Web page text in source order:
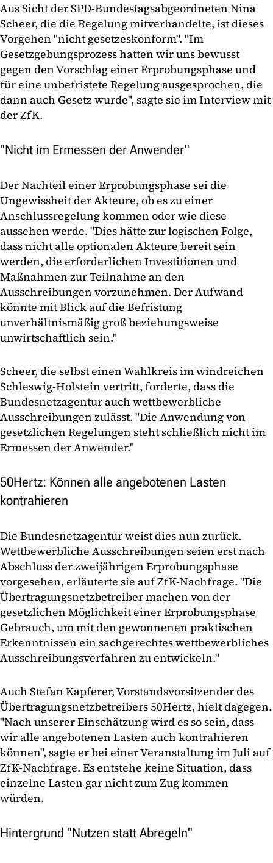
Aus Sicht der SPD-Bundestagsabgeordneten Nina
Scheer, die die Regelung mitverhandelte, ist dieses
Vorgehen "nicht gesetzeskonform". "Im
Gesetzgebungsprozess hatten wir uns bewusst
gegen den Vorschlag einer Erprobungsphase und
für eine unbefristete Regelung ausgesprochen, die
dann auch Gesetz wurde", sagte sie im Interview mit
der ZfK.
"Nicht im Ermessen der Anwender"
Der Nachteil einer Erprobungsphase sei die
Ungewissheit der Akteure, ob es zu einer
Anschlussregelung kommen oder wie diese
aussehen werde. "Dies hätte zur logischen Folge,
dass nicht alle optionalen Akteure bereit sein
werden, die erforderlichen Investitionen und
Maßnahmen zur Teilnahme an den
Ausschreibungen vorzunehmen. Der Aufwand
könnte mit Blick auf die Befristung
unverhältnismäßig groß beziehungsweise
unwirtschaftlich sein."
Scheer, die selbst einen Wahlkreis im windreichen
Schleswig-Holstein vertritt, forderte, dass die
Bundesnetzagentur auch wettbewerbliche
Ausschreibungen zulässt. "Die Anwendung von
gesetzlichen Regelungen steht schließlich nicht im
Ermessen der Anwender."
50Hertz: Können alle angebotenen Lasten
kontrahieren
Die Bundesnetzagentur weist dies nun zurück.
Wettbewerbliche Ausschreibungen seien erst nach
Abschluss der zweijährigen Erprobungsphase
vorgesehen, erläuterte sie auf ZfK-Nachfrage. "Die
Übertragungsnetzbetreiber machen von der
gesetzlichen Möglichkeit einer Erprobungsphase
Gebrauch, um mit den gewonnenen praktischen
Erkenntnissen ein sachgerechtes wettbewerbliches
Ausschreibungsverfahren zu entwickeln."
Auch Stefan Kapferer, Vorstandsvorsitzender des
Übertragungsnetzbetreibers 50Hertz, hielt dagegen.
"Nach unserer Einschätzung wird es so sein, dass
wir alle angebotenen Lasten auch kontrahieren
können", sagte er bei einer Veranstaltung im Juli auf
ZfK-Nachfrage. Es entstehe keine Situation, dass
einzelne Lasten gar nicht zum Zug kommen
würden.
Hintergrund "Nutzen statt Abregeln"